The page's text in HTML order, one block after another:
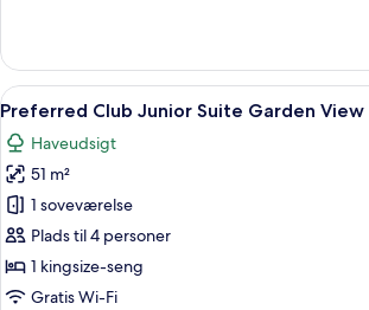
Junior
Garden
View
Indlæs
alle
billeder
af
Preferred
Club
Junior
Suite
Et rummeligt
5
Preferred Club Junior Suite Garden View
Haveudsigt
51 m²
1 soveværelse
Plads til 4 personer
1 kingsize-seng
Gratis Wi-Fi